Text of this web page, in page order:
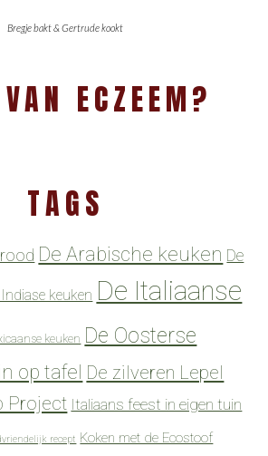
Bregje bakt & Gertrude kookt
ECZEEM?
TAGS
De Arabische keuken De
Indiase keuken De Italiaanse
keuken De Oosterse
op tafel De zilveren Lepel
Project Italiaans feest in eigen tuin
recept Koken met de Ecostoof